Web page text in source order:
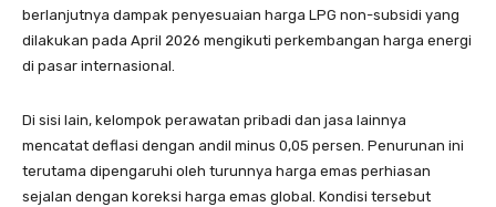
berlanjutnya dampak penyesuaian harga LPG non-subsidi yang
dilakukan pada April 2026 mengikuti perkembangan harga energi
di pasar internasional.
Di sisi lain, kelompok perawatan pribadi dan jasa lainnya
mencatat deflasi dengan andil minus 0,05 persen. Penurunan ini
terutama dipengaruhi oleh turunnya harga emas perhiasan
sejalan dengan koreksi harga emas global. Kondisi tersebut